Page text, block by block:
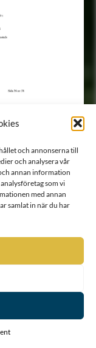
och annonserna till
och analysera vår
annan information
som vi
med annan
samlat in när du har